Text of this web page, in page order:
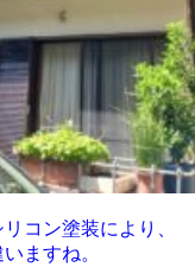
コン塗装により、
ますね。